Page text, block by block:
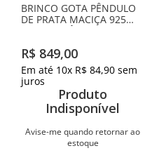
BRINCO GOTA PÊNDULO
DE PRATA MACIÇA 925
COM ZIRCÔNIAS
R$ 849,00
Em até 10x R$ 84,90 sem
juros
Produto
Indisponível
Avise-me quando retornar ao
estoque